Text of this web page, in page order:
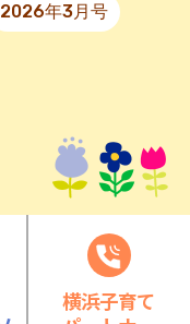
2026年3月号
横浜子育て